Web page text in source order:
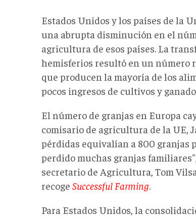
Estados Unidos y los países de la
una abrupta disminución en el
agricultura de esos países. La
hemisferios resultó en un número
que producen la mayoría de los
pocos ingresos de cultivos y
El número de granjas en Europa
comisario de agricultura de la UE,
pérdidas equivalían a 800 granjas
perdido muchas granjas
secretario de Agricultura, Tom
recoge Successful Farming.
Para Estados Unidos, la